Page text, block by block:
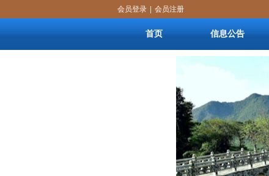
会员登录 会员注册
首页 信息公告